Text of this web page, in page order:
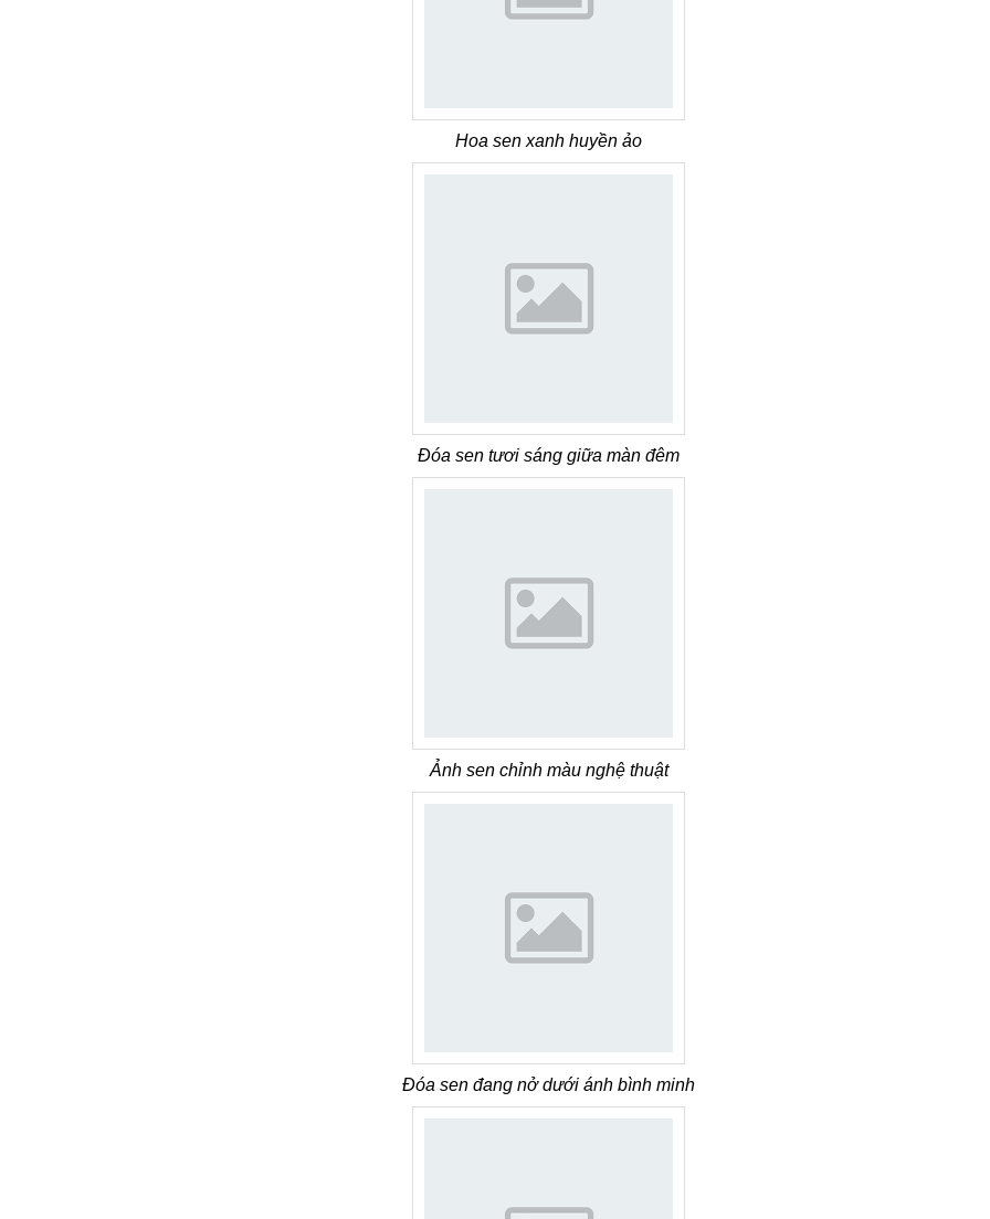
Hoa sen xanh huyền ảo
Đóa sen tươi sáng giữa màn đêm
Ảnh sen chỉnh màu nghệ thuật
Đóa sen đang nở dưới ánh bình minh